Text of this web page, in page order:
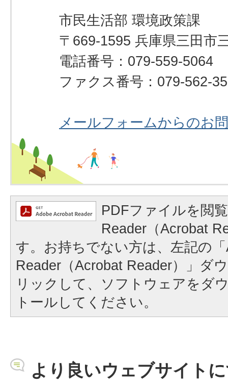
市民生活部 環境政策課
〒669-1595 兵庫県三田市
電話番号：079-559-5064
ファクス番号：079-562-
メールフォームからのお
PDFファイルを閲
Reader（Acrobat
す。お持ちでない方は、左記の
Reader（Acrobat Reader）」ダ
リックして、ソフトウェアをダ
トールしてください。
より良いウェブサイト